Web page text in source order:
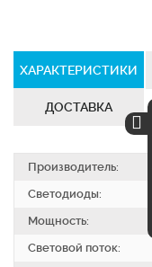
ХАРАКТЕРИСТИКИ
ДОСТАВКА
Производитель:
Светодиоды:
Мощность:
Световой поток: